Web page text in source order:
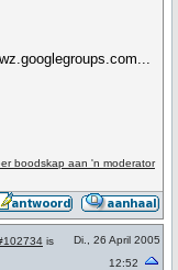
boodskap aan 'n moderator
is
Di., 26 April 2005
12:52